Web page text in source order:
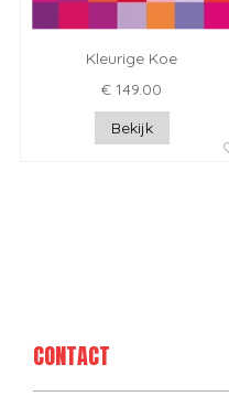
Kleurige Koe
€ 149.00
Bekijk
CONTACT